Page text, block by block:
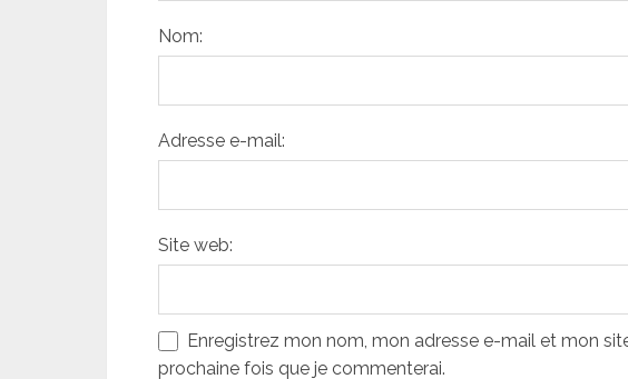
Nom:
Adresse e-mail:
Site web:
Enregistrez mon nom, mon adresse e-mail et mon
prochaine fois que je commenterai.